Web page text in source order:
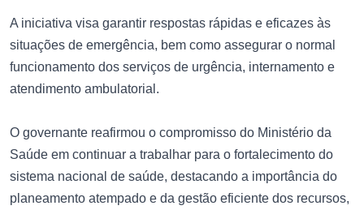
A iniciativa visa garantir respostas rápidas e eficazes às
situações de emergência, bem como assegurar o normal
funcionamento dos serviços de urgência, internamento e
atendimento ambulatorial.
O governante reafirmou o compromisso do Ministério da
Saúde em continuar a trabalhar para o fortalecimento do
sistema nacional de saúde, destacando a importância do
planeamento atempado e da gestão eficiente dos recursos,